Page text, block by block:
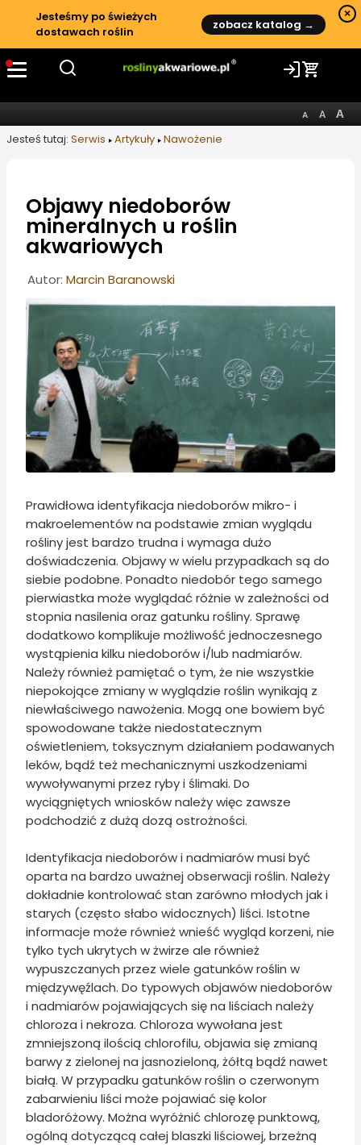
Jesteśmy po świeżych
dostawach roślin
zobacz katalog →
×
Jesteś tutaj: Serwis Artykuły Nawożenie
Objawy niedoborów
mineralnych u roślin
akwariowych
Informacje o artykule
Autor: Marcin Baranowski
Prawidłowa identyfikacja niedoborów mikro- i
makroelementów na podstawie zmian wyglądu
rośliny jest bardzo trudna i wymaga dużo
doświadczenia. Objawy w wielu przypadkach są do
siebie podobne. Ponadto niedobór tego samego
pierwiastka może wyglądać różnie w zależności od
stopnia nasilenia oraz gatunku rośliny. Sprawę
dodatkowo komplikuje możliwość jednoczesnego
wystąpienia kilku niedoborów i/lub nadmiarów.
Należy również pamiętać o tym, że nie wszystkie
niepokojące zmiany w wyglądzie roślin wynikają z
niewłaściwego nawożenia. Mogą one bowiem być
spowodowane także niedostatecznym
oświetleniem, toksycznym działaniem podawanych
leków, bądź też mechanicznymi uszkodzeniami
wywoływanymi przez ryby i ślimaki. Do
wyciągniętych wniosków należy więc zawsze
podchodzić z dużą dozą ostrożności.
Identyfikacja niedoborów i nadmiarów musi być
oparta na bardzo uważnej obserwacji roślin. Należy
dokładnie kontrolować stan zarówno młodych jak i
starych (często słabo widocznych) liści. Istotne
informacje może również wnieść wygląd korzeni, nie
tylko tych ukrytych w żwirze ale również
wypuszczanych przez wiele gatunków roślin w
międzywęźlach. Do typowych objawów niedoborów
i nadmiarów pojawiających się na liściach należy
chloroza i nekroza. Chloroza wywołana jest
zmniejszoną ilością chlorofilu, objawia się zmianą
barwy z zielonej na jasnozieloną, żółtą bądź nawet
białą. W przypadku gatunków roślin o czerwonym
zabarwieniu liści może pojawiać się kolor
bladoróżowy. Można wyróżnić chlorozę punktową,
ogólną dotyczącą całej blaszki liściowej, brzeżną